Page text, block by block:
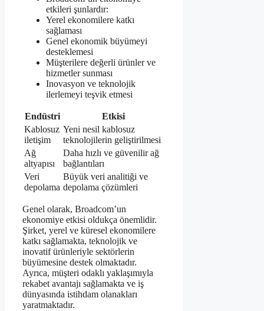
etkileri şunlardır:
Yerel ekonomilere katkı
sağlaması
Genel ekonomik büyümeyi
desteklemesi
Müşterilere değerli ürünler ve
hizmetler sunması
Inovasyon ve teknolojik
ilerlemeyi teşvik etmesi
Endüstri
Etkisi
Kablosuz
iletişim
Yeni nesil kablosuz
teknolojilerin geliştirilmesi
Ağ
altyapısı
Daha hızlı ve güvenilir ağ
bağlantıları
Veri
depolama
Büyük veri analitiği ve
depolama çözümleri
Genel olarak, Broadcom’un
ekonomiye etkisi oldukça önemlidir.
Şirket, yerel ve küresel ekonomilere
katkı sağlamakta, teknolojik ve
inovatif ürünleriyle sektörlerin
büyümesine destek olmaktadır.
Ayrıca, müşteri odaklı yaklaşımıyla
rekabet avantajı sağlamakta ve iş
dünyasında istihdam olanakları
yaratmaktadır.